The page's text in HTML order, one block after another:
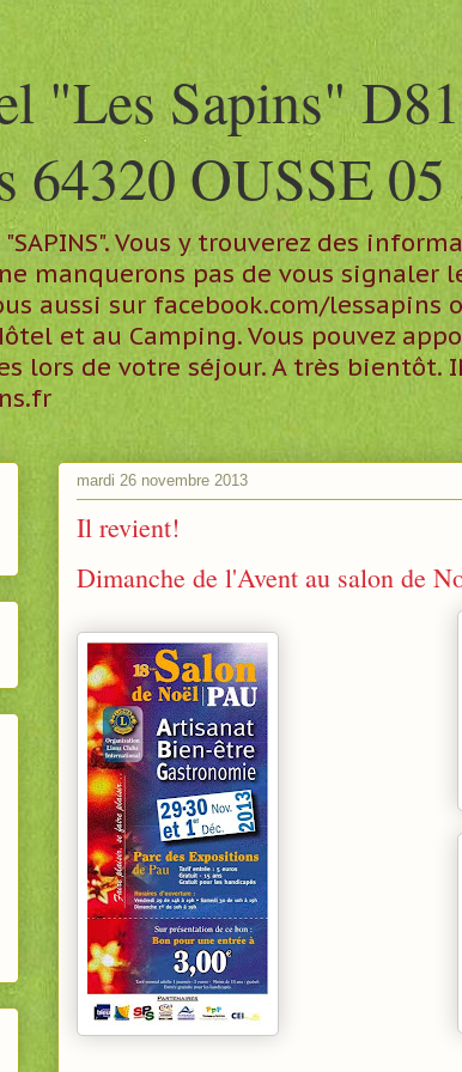
"Les Sapins"
64320 OUSSE
"SAPINS". Vous y trouverez des
manquerons pas de vous signaler
aussi sur facebook.com/lessapins
et au Camping. Vous pouvez
lors de votre séjour. A très bientôt.
mardi 26 novembre 2013
Il revient!
Dimanche de l'Avent au salon de